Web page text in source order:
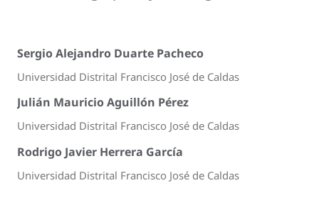
Sergio Alejandro Duarte Pacheco
Universidad Distrital Francisco José de Caldas
Julián Mauricio Aguillón Pérez
Universidad Distrital Francisco José de Caldas
Rodrigo Javier Herrera García
Universidad Distrital Francisco José de Caldas